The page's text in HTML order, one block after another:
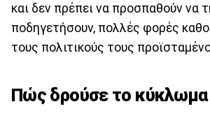
και δεν πρέπει να προσπαθούν να
ποδηγετήσουν, πολλές φορές
τους πολιτικούς τους
Πώς δρούσε το κύκλωμα